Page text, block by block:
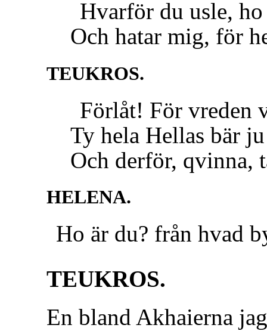
Hvarför du usle, ho
Och hatar mig, för
TEUKROS.
Förlåt! För vreden
Ty hela Hellas bär
Och derför, qvinna,
HELENA.
Ho är du? från hvad
TEUKROS.
En bland Akhaierna